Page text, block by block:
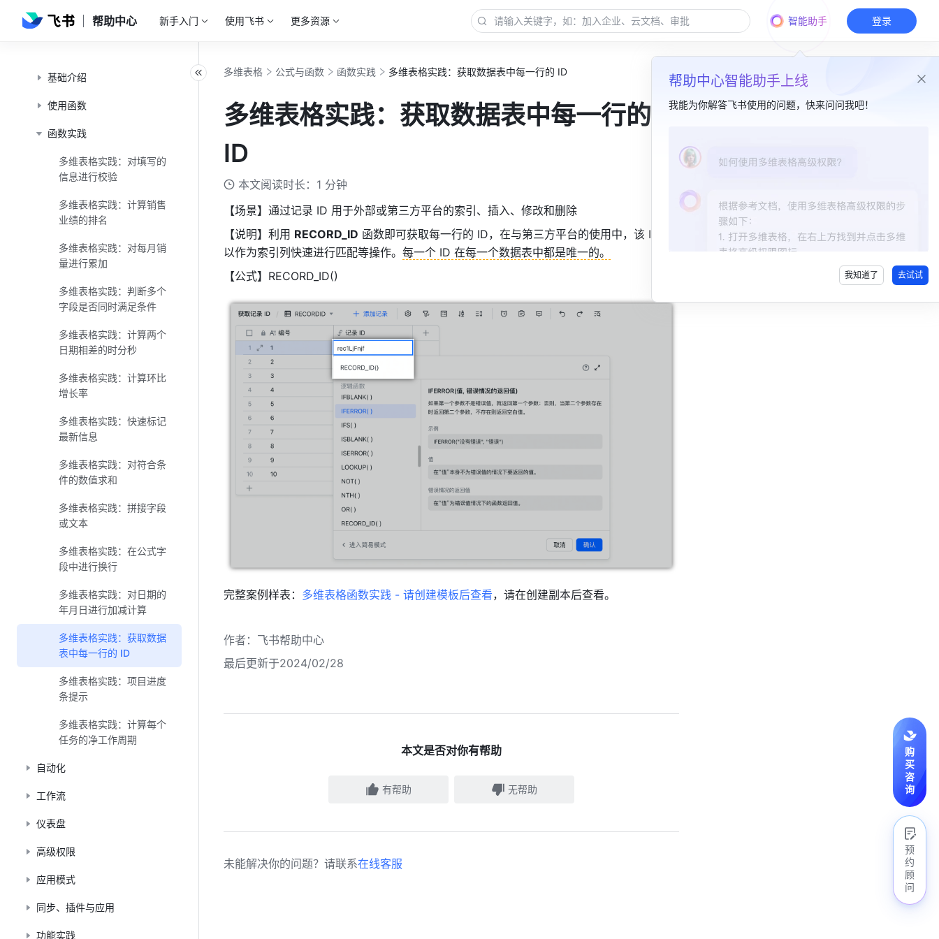
帮助中心 新手入门 使用飞书 更多资源 智能助手
帮助中心智能助手上线
我能为你解答飞书使用的问题，快来问问我吧！
我知道了 去试试
登录
记录与行数
基础介绍
使用函数
函数实践
多维表格实践：对填写的
信息进行校验
多维表格实践：计算销售
业绩的排名
多维表格实践：对每月销
量进行累加
多维表格实践：判断多个
字段是否同时满足条件
多维表格实践：计算两个
日期相差的时分秒
多维表格实践：计算环比
增长率
多维表格实践：快速标记
最新信息
多维表格实践：对符合条
件的数值求和
多维表格实践：拼接字段
或文本
多维表格实践：在公式字
段中进行换行
多维表格实践：对日期的
年月日进行加减计算
多维表格实践：获取数据
表中每一行的 ID
多维表格实践：项目进度
条提示
多维表格实践：计算每个
任务的净工作周期
自动化
工作流
仪表盘
高级权限
应用模式
同步、插件与应用
功能实践
多维表格 公式与函数 函数实践 多维表格实践：获取数据表中每一行的 ID
多维表格实践：获取数据表中每一行的
ID
本文阅读时长：1 分钟
【场景】通过记录 ID 用于外部或第三方平台的索引、插入、修改和删除
【说明】利用 RECORD_ID 函数即可获取每一行的 ID，在与第三方平台的使用中，该 ID 可
以作为索引列快速进行匹配等操作。 每一个 ID 在每一个数据表中都是唯一的。
【公式】RECORD_ID()
完整案例样表： 多维表格函数实践 - 请创建模板后查看，请在创建副本后查看。
作者 ： 飞书帮助中心
最后更新于2024/02/28
本文是否对你有帮助
有帮助 无帮助
未能解决你的问题？请联系在线客服
购
买
咨
询
预
约
顾
问